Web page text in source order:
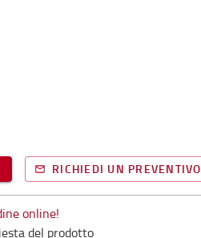
RICHIEDI UN PREVENTIVO
online!
del prodotto